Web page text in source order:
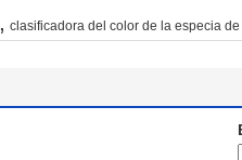
, clasificadora del color de la especia